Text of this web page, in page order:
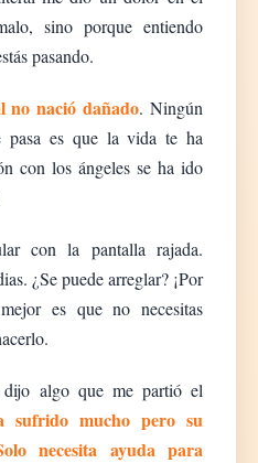
sino porque entiendo
pasando.
no nació dañado. Ningún
es que la vida te ha
con los ángeles se ha ido
con la pantalla rajada.
¿Se puede arreglar? ¡Por
es que no necesitas
algo que me partió el
sufrido mucho pero su
necesita ayuda para